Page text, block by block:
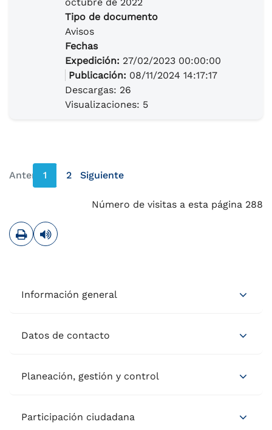
Tipo de documento
Avisos
Fechas
Expedición: 27/02/2023 00:00:00
Publicación: 08/11/2024 14:17:17
Descargas: 26
Visualizaciones: 5
Anterior
página anterior
1 2 Siguiente
página siguiente
Número de visitas a esta página 288
ImprimirLeer contenido
Información general
Datos de contacto
Planeación, gestión y control
Participación ciudadana